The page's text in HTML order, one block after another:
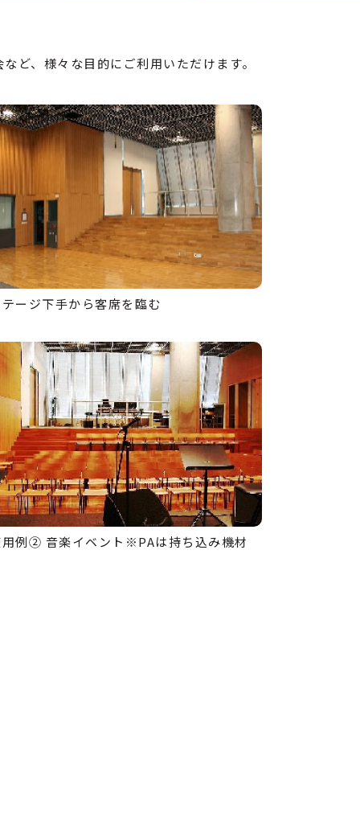
ど、様々な目的にご利用いただけます。
ージ下手から客席を臨む
例② 音楽イベント※PAは持ち込み機材